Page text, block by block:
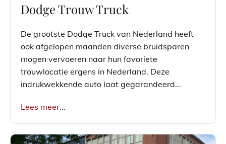
Dodge Trouw Truck
De grootste Dodge Truck van Nederland heeft
ook afgelopen maanden diverse bruidsparen
mogen vervoeren naar hun favoriete
trouwlocatie ergens in Nederland. Deze
indrukwekkende auto laat gegarandeerd...
Lees meer...